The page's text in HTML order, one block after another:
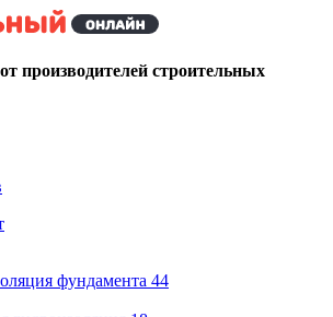
производителей строительных
фундамента 44